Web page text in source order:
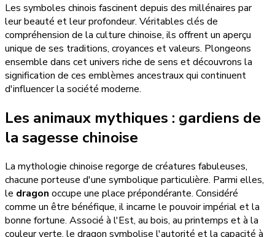
Les symboles chinois fascinent depuis des millénaires par
leur beauté et leur profondeur. Véritables clés de
compréhension de la culture chinoise, ils offrent un aperçu
unique de ses traditions, croyances et valeurs. Plongeons
ensemble dans cet univers riche de sens et découvrons la
signification de ces emblèmes ancestraux qui continuent
d'influencer la société moderne.
Les animaux mythiques : gardiens de
la sagesse chinoise
La mythologie chinoise regorge de créatures fabuleuses,
chacune porteuse d'une symbolique particulière. Parmi elles,
le dragon occupe une place prépondérante. Considéré
comme un être bénéfique, il incarne le pouvoir impérial et la
bonne fortune. Associé à l'Est, au bois, au printemps et à la
couleur verte, le dragon symbolise l'autorité et la capacité à